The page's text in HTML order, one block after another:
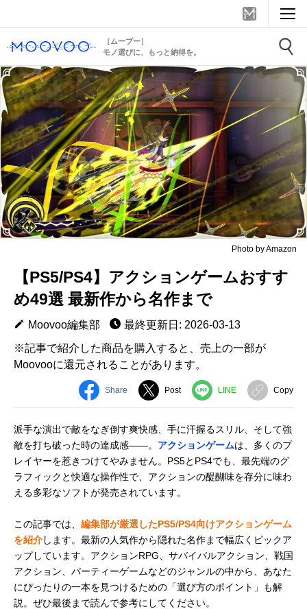
［ムーブー］
モノ選びに、もっと納得を。
Photo by Amazon
【PS5/PS4】アクションゲームおすす
め49選 最新作から名作まで
Moovoo編集部
最終更新日: 2026-03-13
※記事で紹介した商品を購入すると、売上の一部が
Moovooに還元されることがあります。
Share Post LINE Copy
派手な演出で敵をなぎ倒す爽快感、手に汗握るスリル、そして強
敵を打ち破った時の達成感――。 アクションゲームは、多くのプ
レイヤーを惹きつけてやみません。PS5とPS4でも、最先端のグ
ラフィックと快適な操作性で、アクションの醍醐味を存分に味わ
える多彩なソフトが発売されています。
この記事では、 編集部が厳選したPS5/PS4向けアクションゲーム
を紹介します。最新の人気作から隠れた名作まで幅広くピックア
ップしています。アクションRPG、サバイバルアクション、戦国
アクション、パーティーゲームなどのジャンルの中から、あなた
にぴったりの一本を見つけるための「選び方のポイント」も解
説。ぜひ最後まで読んで参考にしてください。